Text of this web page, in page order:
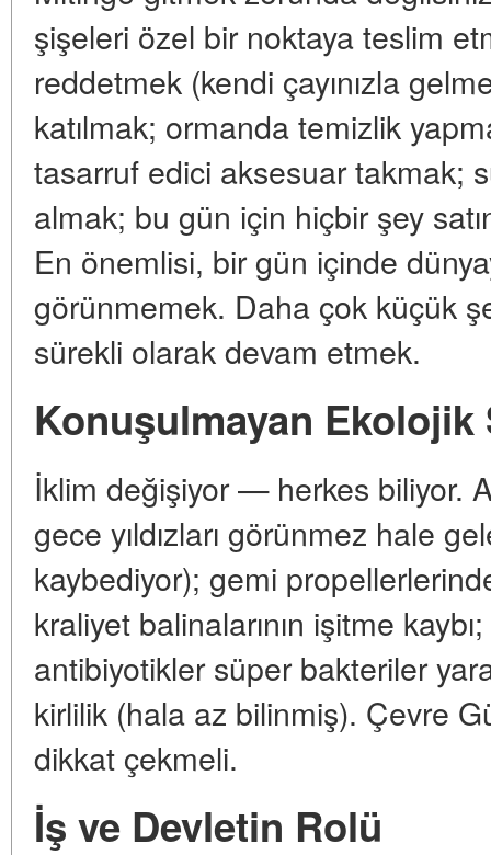
şişeleri özel bir noktaya teslim
reddetmek (kendi çayınızla
katılmak; ormanda temizlik
tasarruf edici aksesuar takmak;
almak; bu gün için hiçbir şey
En önemlisi, bir gün içinde
görünmemek. Daha çok küçük
sürekli olarak devam etmek.
Konuşulmayan Ekolojik
İklim değişiyor — herkes biliyor.
gece yıldızları görünmez hale
kaybediyor); gemi
kraliyet balinalarının işitme
antibiyotikler süper bakteriler
kirlilik (hala az bilinmiş). Çevre
dikkat çekmeli.
İş ve Devletin Rolü